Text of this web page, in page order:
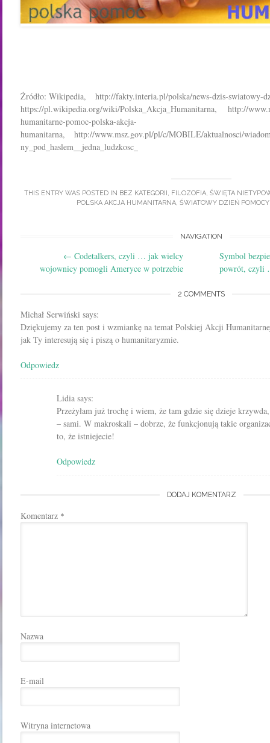
Żródło: Wikipedia, http://fakty.interia.pl/polska/news-dzis-swiatowy-
https://pl.wikipedia.org/wiki/Polska_Akcja_Humanitarna, http://
humanitarne-pomoc-polska-akcja-
humanitarna, http://www.msz.gov.pl/pl/c/MOBILE/aktualnosci/
ny_pod_haslem__jedna_ludzkosc_
THIS ENTRY WAS POSTED IN BEZ KATEGORII, FILOZOFIA, ŚWIĘTA
POLSKA AKCJA HUMANITARNA, ŚWIATOWY DZIEŃ
navigation
NAVIGATION
← Codetalkers, czyli … jak wielcy
wojownicy pomogli Ameryce w potrzebie
Symbol
powrót, czyli
2 COMMENTS
Michał Serwiński says:
Dziękujemy za ten post i wzmiankę na temat Polskiej Akcji
jak Ty interesują się i piszą o humanitaryzmie.
Odpowiedz
Lidia says:
Przeżyłam już trochę i wiem, że tam gdzie się dzieje
– sami. W makroskali – dobrze, że funkcjonują takie
to, że istniejecie!
Odpowiedz
DODAJ KOMENTARZ
Komentarz *
Nazwa
E-mail
Witryna internetowa